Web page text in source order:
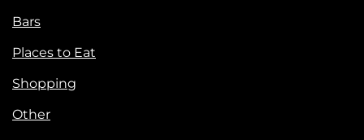
Bars
Places to Eat
Shopping
Other